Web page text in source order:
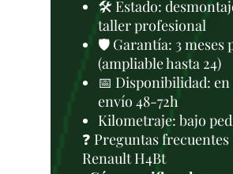
🛠 Estado:
taller profesional
🛡️ Garantía: 3 meses
(ampliable hasta 24)
📅 Disponibilidad:
envío 48-72h
Kilometraje: bajo
❓ Preguntas
Renault H4Bt